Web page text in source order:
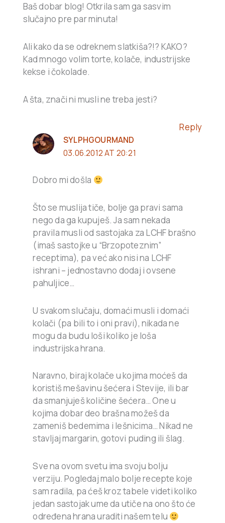
Baš dobar blog! Otkrila sam ga sasvim
slučajno pre par minuta!
Ali kako da se odreknem slatkiša?!? KAKO?
Kad mnogo volim torte, kolače, industrijske
kekse i čokolade.
A šta, znači ni musli ne treba jesti?
Reply
SYLPHGOURMAND
03.06.2012 AT 20:21
Dobro mi došla
Što se muslija tiče, bolje ga pravi sama
nego da ga kupuješ. Ja sam nekada
pravila musli od sastojaka za LCHF brašno
(imaš sastojke u “Brzopoteznim”
receptima), pa već ako nisi na LCHF
ishrani – jednostavno dodaj i ovsene
pahuljice…
U svakom slučaju, domaći musli i domaći
kolači (pa bili to i oni pravi), nikada ne
mogu da budu loši koliko je loša
industrijska hrana.
Naravno, biraj kolače u kojima moćeš da
koristiš mešavinu šećera i Stevije, ili bar
da smanjuješ količine šećera… One u
kojima dobar deo brašna možeš da
zameniš bedemima i lešnicima… Nikad ne
stavljaj margarin, gotovi puding ili šlag.
Sve na ovom svetu ima svoju bolju
verziju. Pogledaj malo bolje recepte koje
sam radila, pa ćeš kroz tabele videti koliko
jedan sastojak ume da utiče na ono što će
određena hrana uraditi našem telu